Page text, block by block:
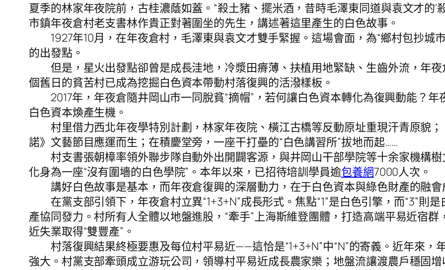
夏季的林家年夜院前，古桂濃蔭如蓋。“殺土豬、擺米酒，昔時毛澤東同道與袁文才的‘
市鎮年夜倉村老支書林作貴正對著圍坐的先生，講述著這里產生的白色故事。
1927年10月，在年夜倉村，毛澤東與袁文才雙手緊握。這場會面，為“鄉村包抄城
的出發點。
但是，星火出發點卻曾是成長洼地，冷漿田瘠薄、扶植用地緊缺、生齒外流，年夜
個舊日的貧苦村已成為挖掘白色資本帶動村落復興的活潑樣板。
2017年，年夜倉隨井岡山市一同脫貧“摘帽”，若何讓白色資本轉化為復興動能？年
白色資本煥產生機。
村里借力西北年夜學特別計劃，林家年夜院、橫江古橋等反動原址重現汗青原貌；
諾》文藝節目應運而生；在積慶堂旁，一座干打壘的“白色講習所”拔地而起……
村支書張朝樟率領外聯步隊自動外出開闢客源，與井岡山干部學院等十余家機構樹
化身為一座“沒有圍墻的白色學院”。本年以來，已招待培訓學員逾包養網7000人次。
講好白色故事是基本，而年夜倉復興的深層動力，在于白色資本與綠色財產的融會
在黨支部引領下，年夜倉村立異“1+3+N”成長形式。焦點“1”是白色引擎，而“3”則
產協同發力。村所有人全體以地盤進股，“牽手”上海斯維登團體，打造高端平易近宿
近失業取得“雙豐產”。
村落復興結果終極要惠及每位村平易近——這恰是“1+3+N”中“N”的寄義。近年來，
強大。村黨支部牽頭成立游玩公司，領導村平易近成長農家樂；地盤流讓渡農戶穩固